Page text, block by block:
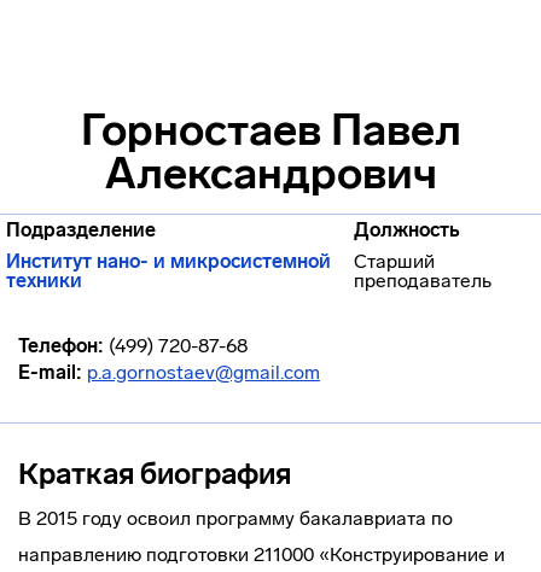
Горностаев Павел
Александрович
Подразделение
Должность
Институт нано- и микросистемной
техники
Старший
преподаватель
Телефон: (499) 720-87-68
E-mail: p.a.gornostaev@gmail.com
Краткая биография
В 2015 году освоил программу бакалавриата по
направлению подготовки 211000 «Конструирование и